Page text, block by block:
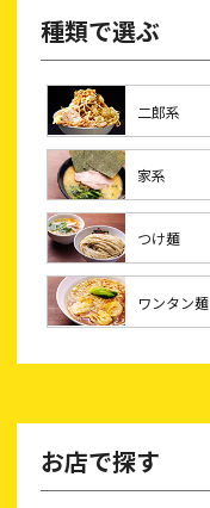
種類で選ぶ
二郎系
家系
つけ麺
ワンタン麺
お店で探す